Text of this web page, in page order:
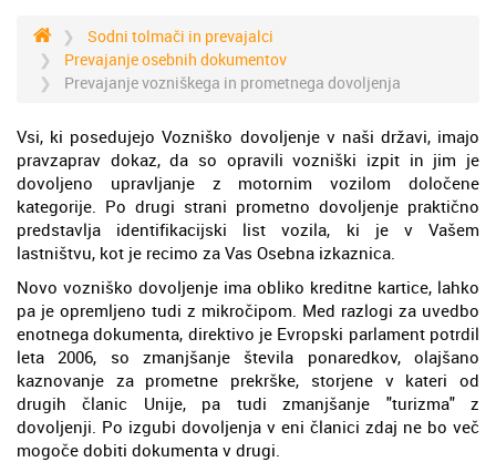
Sodni tolmači in prevajalci
Prevajanje osebnih dokumentov
Prevajanje vozniškega in prometnega dovoljenja
Vsi, ki posedujejo Vozniško dovoljenje v naši državi, imajo
pravzaprav dokaz, da so opravili vozniški izpit in jim je
dovoljeno upravljanje z motornim vozilom določene
kategorije. Po drugi strani prometno dovoljenje praktično
predstavlja identifikacijski list vozila, ki je v Vašem
lastništvu, kot je recimo za Vas Osebna izkaznica.
Novo vozniško dovoljenje ima obliko kreditne kartice, lahko
pa je opremljeno tudi z mikročipom. Med razlogi za uvedbo
enotnega dokumenta, direktivo je Evropski parlament potrdil
leta 2006, so zmanjšanje števila ponaredkov, olajšano
kaznovanje za prometne prekrške, storjene v kateri od
drugih članic Unije, pa tudi zmanjšanje "turizma" z
dovoljenji. Po izgubi dovoljenja v eni članici zdaj ne bo več
mogoče dobiti dokumenta v drugi.